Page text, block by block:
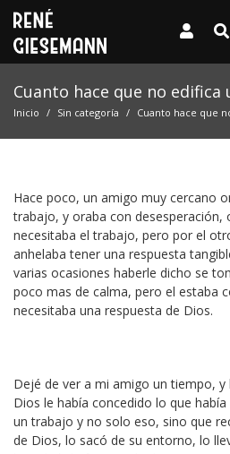
Cuanto hace que no edifica
Inicio Sin categoría Cuanto hace que
Hace poco, un amigo muy cercano
trabajo, y oraba con desesperación,
necesitaba el trabajo, pero por el
anhelaba tener una respuesta
varias ocasiones haberle dicho se
poco mas de calma, pero el estaba
necesitaba una respuesta de Dios.
Dejé de ver a mi amigo un tiempo,
Dios le había concedido lo que
un trabajo y no solo eso, sino que
de Dios, lo sacó de su entorno, lo